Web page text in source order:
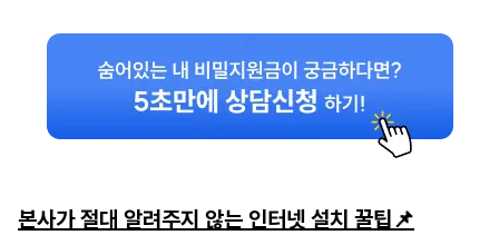
본사가 절대 알려주지 않는 인터넷 설치 꿀팁📌